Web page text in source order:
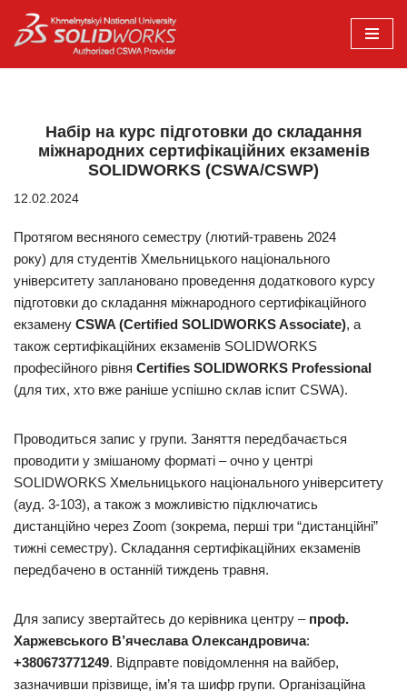
Перейти
до
Набір на курс підготовки до складання
міжнародних сертифікаційних екзаменів
SOLIDWORKS (CSWA/CSWP)
12.02.2024
Протягом весняного семестру (лютий-травень 2024
року) для студентів Хмельницького національного
університету заплановано проведення додаткового курсу
підготовки до складання міжнародного сертифікаційного
екзамену CSWA (Certified SOLIDWORKS Associate), а
також сертифікаційних екзаменів SOLIDWORKS
професійного рівня Certifies SOLIDWORKS Professional
(для тих, хто вже раніше успішно склав іспит CSWA).
Проводиться запис у групи. Заняття передбачається
проводити у змішаному форматі – очно у центрі
SOLIDWORKS Хмельницького національного університету
(ауд. 3-103), а також з можливістю підключатись
дистанційно через Zoom (зокрема, перші три “дистанційні”
тижні семестру). Складання сертифікаційних екзаменів
передбачено в останній тиждень травня.
Для запису звертайтесь до керівника центру – проф.
Харжевського В’ячеслава Олександровича:
+380673771249. Відправте повідомлення на вайбер,
зазначивши прізвище, ім’я та шифр групи. Організаційна